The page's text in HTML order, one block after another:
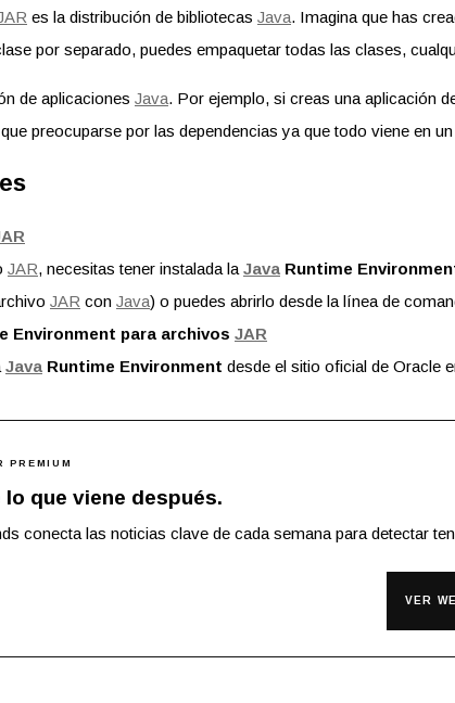
es la distribución de bibliotecas Java. Imagina que has
por separado, puedes empaquetar todas las clases,
de aplicaciones Java. Por ejemplo, si creas una aplicación
preocuparse por las dependencias ya que todo viene en
JAR, necesitas tener instalada la Java Runtime
JAR con Java) o puedes abrirlo desde la línea de
Environment para archivos JAR
Java Runtime Environment desde el sitio oficial de Oracle
PREMIUM
lo que viene después.
conecta las noticias clave de cada semana para detectar
VER